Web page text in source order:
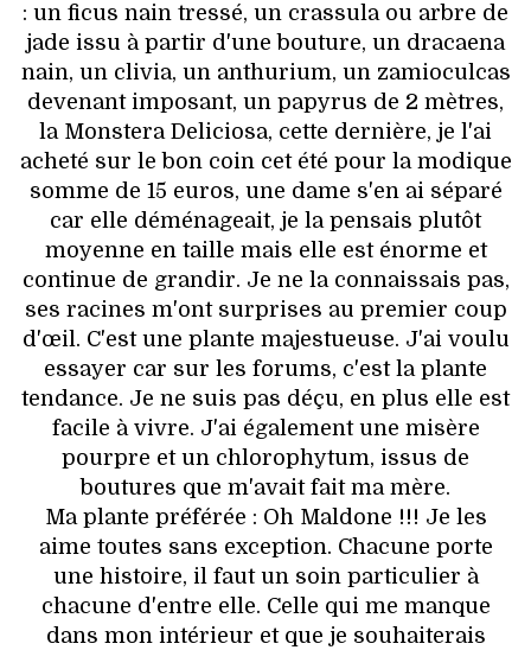
: un ficus nain tressé, un crassula ou arbre de
jade issu à partir d'une bouture, un dracaena
nain, un clivia, un anthurium, un zamioculcas
devenant imposant, un papyrus de 2 mètres,
la Monstera Deliciosa, cette dernière, je l'ai
acheté sur le bon coin cet été pour la modique
somme de 15 euros, une dame s'en ai séparé
car elle déménageait, je la pensais plutôt
moyenne en taille mais elle est énorme et
continue de grandir. Je ne la connaissais pas,
ses racines m'ont surprises au premier coup
d'œil. C'est une plante majestueuse. J'ai voulu
essayer car sur les forums, c'est la plante
tendance. Je ne suis pas déçu, en plus elle est
facile à vivre. J'ai également une misère
pourpre et un chlorophytum, issus de
boutures que m'avait fait ma mère.
Ma plante préférée : Oh Maldone !!! Je les
aime toutes sans exception. Chacune porte
une histoire, il faut un soin particulier à
chacune d'entre elle. Celle qui me manque
dans mon intérieur et que je souhaiterais